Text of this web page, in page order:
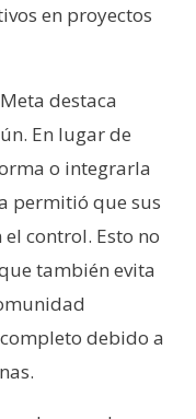
en proyectos
destaca
En lugar de
o integrarla
permitió que sus
control. Esto no
también evita
debido a